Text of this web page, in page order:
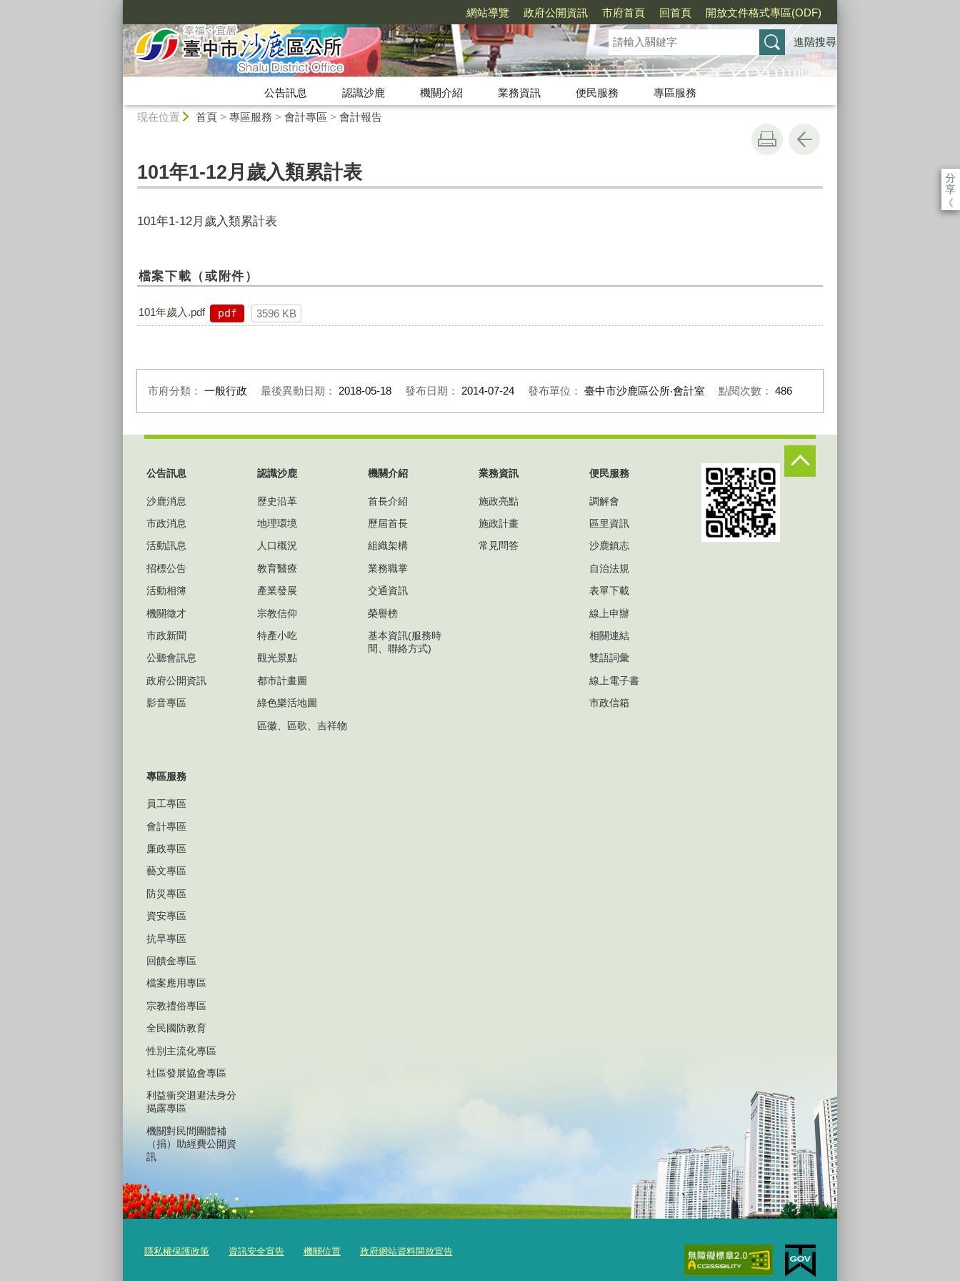
網站導覽 政府公開資訊 市府首頁 回首頁 開放文件格式專區(ODF)
進階搜尋
公告訊息 認識沙鹿 機關介紹 業務資訊 便民服務
專區服務
現在位置 首頁> 專區服務 > 會計專區 > 會計報告
分
享
《
101年1-12月歲入類累計表
101年1-12月歲入類累計表
檔案下載（或附件）
101年歲入.pdf pdf 3596 KB
市府分類： 一般行政 最後異動日期： 2018-05-18 發布日期： 2014-07-24 發布單位： 臺中市沙鹿區公所‧會計室 點閱次數： 486
公告訊息
沙鹿消息
市政消息
活動訊息
招標公告
活動相簿
機關徵才
市政新聞
公聽會訊息
政府公開資訊
影音專區
認識沙鹿
歷史沿革
地理環境
人口概況
教育醫療
產業發展
宗教信仰
特產小吃
觀光景點
都市計畫圖
綠色樂活地圖
區徽、區歌、吉祥物
機關介紹
首長介紹
歷屆首長
組織架構
業務職掌
交通資訊
榮譽榜
基本資訊(服務時
間、聯絡方式)
業務資訊
施政亮點
施政計畫
常見問答
便民服務
調解會
區里資訊
沙鹿鎮志
自治法規
表單下載
線上申辦
相關連結
雙語詞彙
線上電子書
市政信箱
專區服務
員工專區
會計專區
廉政專區
藝文專區
防災專區
資安專區
抗旱專區
回饋金專區
檔案應用專區
宗教禮俗專區
全民國防教育
性別主流化專區
社區發展協會專區
利益衝突迴避法身分
揭露專區
機關對民間團體補
（捐）助經費公開資
訊
隱私權保護政策 資訊安全宣告 機關位置 政府網站資料開放宣告